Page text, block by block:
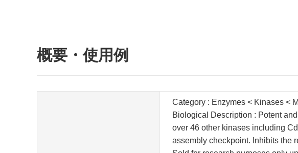
概要・使用例
Category : Enzymes < Kinases <
Biological Description : Potent
over 46 other kinases including
assembly checkpoint. Inhibits the